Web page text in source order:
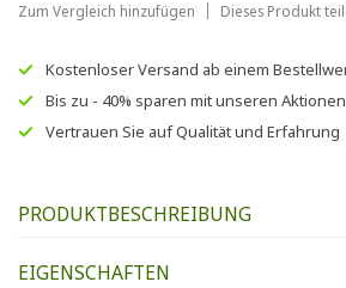
Zum Vergleich hinzufügen Dieses Produkt
Kostenloser Versand ab einem
Bis zu - 40% sparen mit unseren Aktionen
Vertrauen Sie aufQualität und Erfahrung
PRODUKTBESCHREIBUNG
EIGENSCHAFTEN